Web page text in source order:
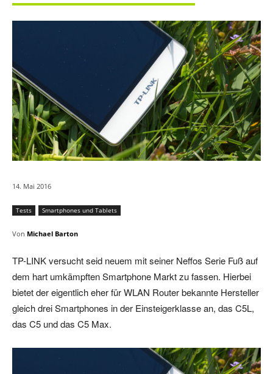
14. Mai 2016
Tests Smartphones und Tablets
Von Michael Barton
TP-LINK versucht seid neuem mit seiner Neffos Serie Fuß auf
dem hart umkämpften Smartphone Markt zu fassen. Hierbei
bietet der eigentlich eher für WLAN Router bekannte Hersteller
gleich drei Smartphones in der Einsteigerklasse an, das C5L,
das C5 und das C5 Max.